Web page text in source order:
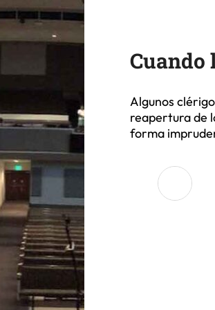
Cuando
Algunos
reapertura de
forma